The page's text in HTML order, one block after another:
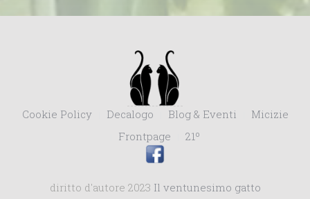
Cookie Policy Decalogo Blog & Eventi
Micizie
Frontpage
21º
diritto d'autore 2023 Il ventunesimo gatto